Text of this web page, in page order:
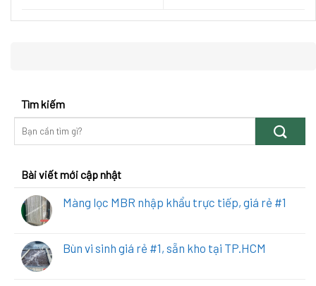
Tìm kiếm
Bài viết mới cập nhật
Màng lọc MBR nhập khẩu trực tiếp, giá rẻ #1
Bùn vi sinh giá rẻ #1, sẵn kho tại TP.HCM